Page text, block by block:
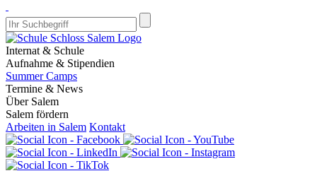
Internat & Schule
Aufnahme & Stipendien
Summer Camps
Termine & News
Über Salem
Salem fördern
Arbeiten in Salem Kontakt